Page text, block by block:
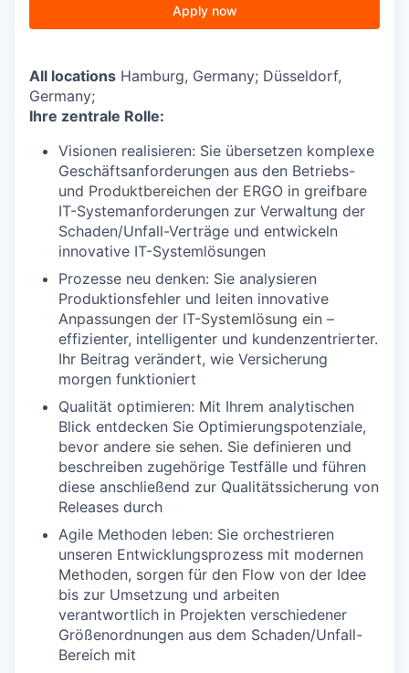
Apply now
All locations Hamburg, Germany; Düsseldorf,
Germany;
Ihre zentrale Rolle:
Visionen realisieren: Sie übersetzen komplexe
Geschäftsanforderungen aus den Betriebs-
und Produktbereichen der ERGO in greifbare
IT-Systemanforderungen zur Verwaltung der
Schaden/Unfall-Verträge und entwickeln
innovative IT-Systemlösungen
Prozesse neu denken: Sie analysieren
Produktionsfehler und leiten innovative
Anpassungen der IT-Systemlösung ein –
effizienter, intelligenter und kundenzentrierter.
Ihr Beitrag verändert, wie Versicherung
morgen funktioniert
Qualität optimieren: Mit Ihrem analytischen
Blick entdecken Sie Optimierungspotenziale,
bevor andere sie sehen. Sie definieren und
beschreiben zugehörige Testfälle und führen
diese anschließend zur Qualitätssicherung von
Releases durch
Agile Methoden leben: Sie orchestrieren
unseren Entwicklungsprozess mit modernen
Methoden, sorgen für den Flow von der Idee
bis zur Umsetzung und arbeiten
verantwortlich in Projekten verschiedener
Größenordnungen aus dem Schaden/Unfall-
Bereich mit